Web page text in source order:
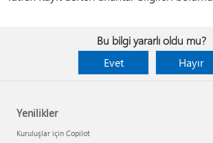
Bu bilgi yararlı oldu mu?
Evet
Hayır
Yenilikler
Kuruluşlar için Copilot